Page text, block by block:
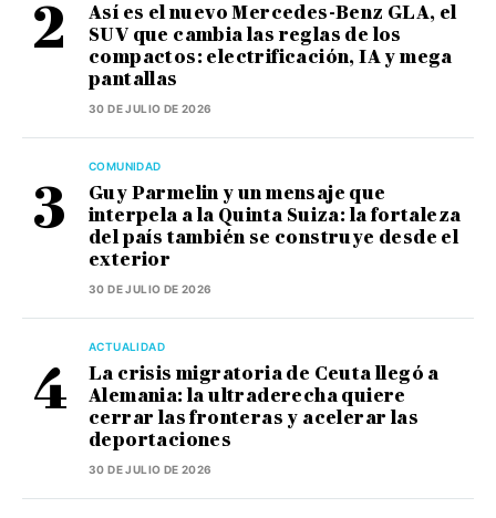
Así es el nuevo Mercedes-Benz GLA, el
SUV que cambia las reglas de los
compactos: electrificación, IA y mega
pantallas
30 DE JULIO DE 2026
COMUNIDAD
Guy Parmelin y un mensaje que
interpela a la Quinta Suiza: la fortaleza
del país también se construye desde el
exterior
30 DE JULIO DE 2026
ACTUALIDAD
La crisis migratoria de Ceuta llegó a
Alemania: la ultraderecha quiere
cerrar las fronteras y acelerar las
deportaciones
30 DE JULIO DE 2026